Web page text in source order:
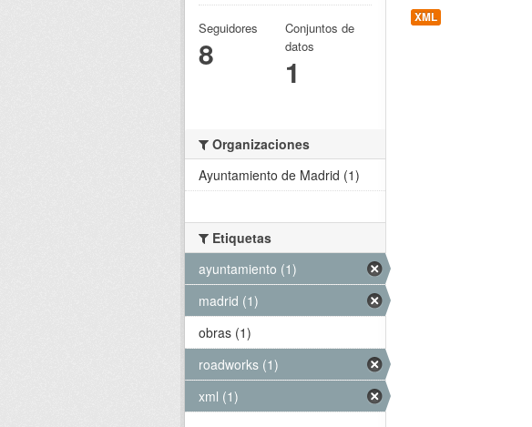
XML
Seguidores
8
Conjuntos de
datos
1
Organizaciones
Ayuntamiento de Madrid (1)
Etiquetas
ayuntamiento (1)
madrid (1)
obras (1)
roadworks (1)
xml (1)